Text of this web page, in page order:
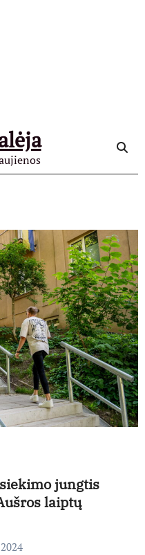
jungtis
laiptų